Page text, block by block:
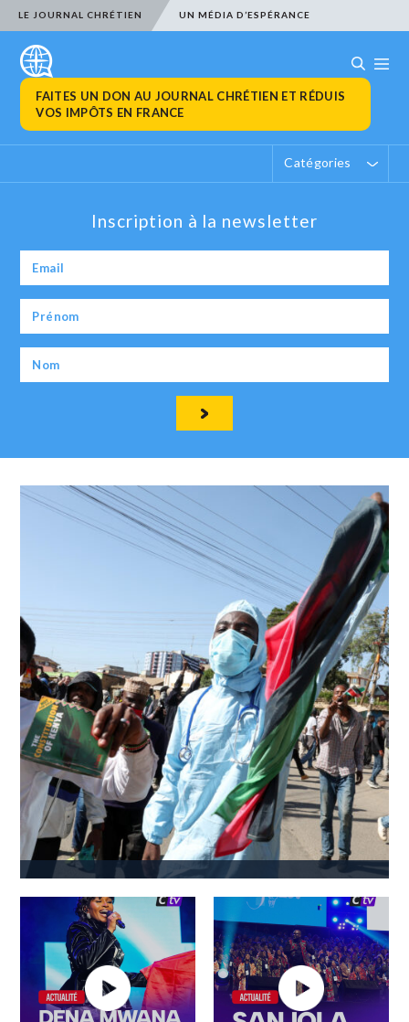
LE JOURNAL CHRÉTIEN UN MÉDIA D’ESPÉRANCE
FAITES UN DON AU JOURNAL CHRÉTIEN ET RÉDUIS
VOS IMPÔTS EN FRANCE
Catégories
Inscription à la newsletter